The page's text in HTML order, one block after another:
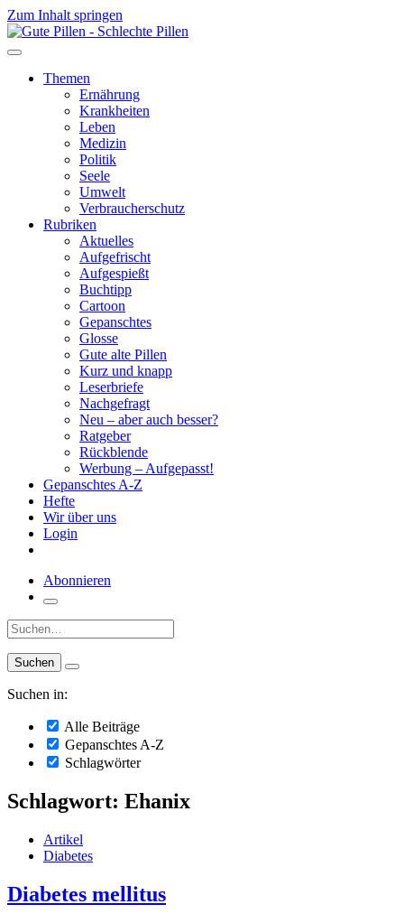
Zum Inhalt springen
Themen
Ernährung
Krankheiten
Leben
Medizin
Politik
Seele
Umwelt
Verbraucherschutz
Rubriken
Aktuelles
Aufgefrischt
Aufgespießt
Buchtipp
Cartoon
Gepanschtes
Glosse
Gute alte Pillen
Kurz und knapp
Leserbriefe
Nachgefragt
Neu – aber auch besser?
Ratgeber
Rückblende
Werbung – Aufgepasst!
Gepanschtes A-Z
Hefte
Wir über uns
Login
Abonnieren
Suche:
Suchen in:
Alle Beiträge
Gepanschtes A-Z
Schlagwörter
Schlagwort: Ehanix
Artikel
Diabetes
Diabetes mellitus